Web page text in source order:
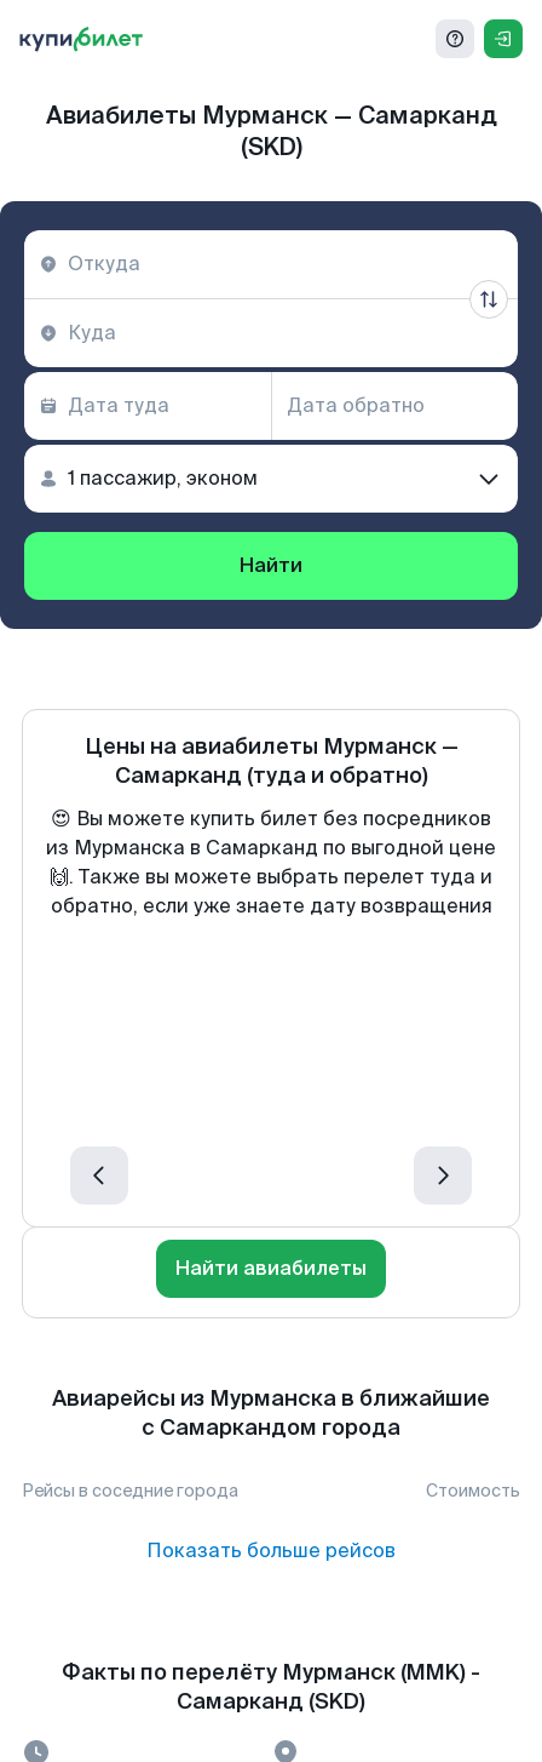
Авиабилеты Мурманск — Самарканд
(SKD)
Найти
Цены на авиабилеты Мурманск—
Самарканд (туда и обратно)
😍 Вы можете купить билет без посредников
из Мурманска в Самарканд по выгодной цене
🙌. Также вы можете выбрать перелет туда и
обратно, если уже знаете дату возвращения
Найти авиабилеты
Авиарейсы из Мурманска в ближайшие
с Самаркандом города
Рейсы в соседние города Стоимость
Показать больше рейсов
Факты по перелёту Мурманск (MMK) -
Самарканд (SKD)